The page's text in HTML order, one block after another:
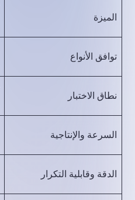
الميزة
توافق الأنواع
نطاق الاختبار
السرعة والإنتاجية
الدقة وقابلية التكرار